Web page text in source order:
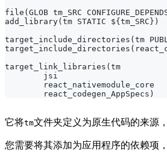
file(GLOB tm_SRC
add_library(tm STATIC ${tm_SRC})
target_include_directories(tm
target_link_libraries(tm
        jsi
        react_nativemodule_core
        react_codegen_AppSpecs)
它将tm文件夹定义为原生代码的来源
您需要将其添加为应用程序的依赖项